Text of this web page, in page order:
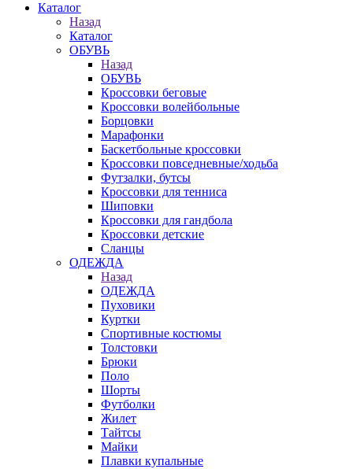
Каталог
Назад
Каталог
ОБУВЬ
Назад
ОБУВЬ
Кроссовки беговые
Кроссовки волейбольные
Борцовки
Марафонки
Баскетбольные кроссовки
Кроссовки повседневные/ходьба
Футзалки, бутсы
Кроссовки для тенниса
Шиповки
Кроссовки для гандбола
Кроссовки детские
Сланцы
ОДЕЖДА
Назад
ОДЕЖДА
Пуховики
Куртки
Спортивные костюмы
Толстовки
Брюки
Поло
Шорты
Футболки
Жилет
Тайтсы
Майки
Плавки купальные